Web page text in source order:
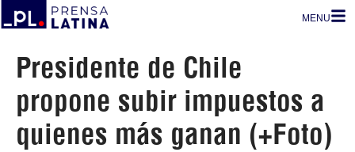
MENU
Presidente de Chile
propone subir impuestos a
quienes más ganan (+Foto)